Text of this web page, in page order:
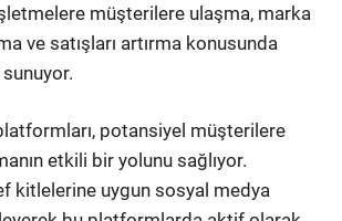
müşterilere ulaşma, marka
ve satışları artırma konusunda
potansiyel müşterilere
etkili bir yolunu sağlıyor.
kitlelerine uygun sosyal medya